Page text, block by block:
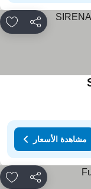
مشاركة
مشاهدة الأسعار
مشاركة